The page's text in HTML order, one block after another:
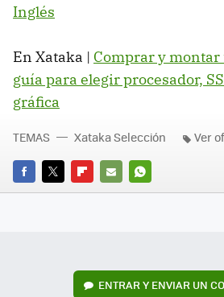
Inglés
En Xataka | Comprar y montar
guía para elegir procesador,
gráfica
FACEBOOK
TWITTERFLIPBOARD
E-
WHATSAPP
TEMAS Xataka Selección Ver
ENTRAR Y ENVIAR UN